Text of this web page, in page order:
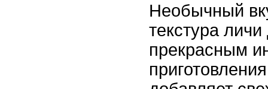
Необычный
текстура
прекрасным